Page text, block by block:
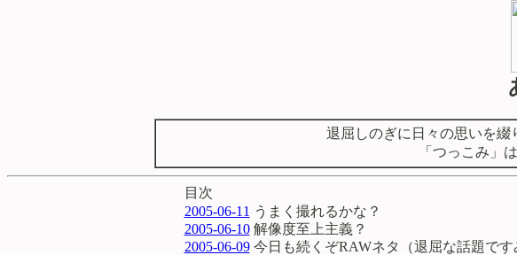
退屈しのぎに日々の思いを綴
「つっこみ」
目次
2005-06-11 うまく撮れるかな？
2005-06-10解像度至上主義？
2005-06-09今日も続くぞRAWネタ（退屈な話題です